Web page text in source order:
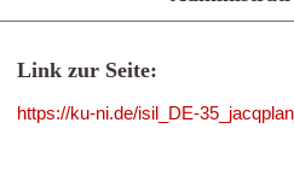
Link zur Seite:
https://ku-ni.de/isil_DE-